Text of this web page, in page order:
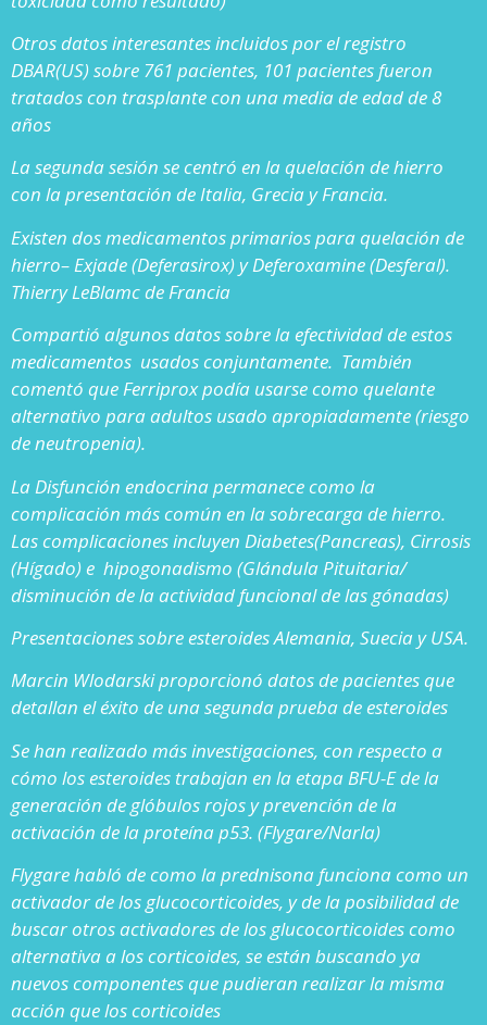
Otros datos interesantes incluidos por el registro
DBAR(US) sobre 761 pacientes, 101 pacientes fueron
tratados con trasplante con una media de edad de 8
años
La segunda sesión se centró en la quelación de hierro
con la presentación de Italia, Grecia y Francia.
Existen dos medicamentos primarios para quelación de
hierro– Exjade (Deferasirox) y Deferoxamine (Desferal).
Thierry LeBlamc de Francia
Compartió algunos datos sobre la efectividad de estos
medicamentos usados conjuntamente. También
comentó que Ferriprox podía usarse como quelante
alternativo para adultos usado apropiadamente (riesgo
de neutropenia).
La Disfunción endocrina permanece como la
complicación más común en la sobrecarga de hierro.
Las complicaciones incluyen Diabetes(Pancreas), Cirrosis
(Hígado) e hipogonadismo (Glándula Pituitaria/
disminución de la actividad funcional de las gónadas)
Presentaciones sobre esteroides Alemania, Suecia y USA.
Marcin Wlodarski proporcionó datos de pacientes que
detallan el éxito de una segunda prueba de esteroides
Se han realizado más investigaciones, con respecto a
cómo los esteroides trabajan en la etapa BFU-E de la
generación de glóbulos rojos y prevención de la
activación de la proteína p53. (Flygare/Narla)
Flygare habló de como la prednisona funciona como un
activador de los glucocorticoides, y de la posibilidad de
buscar otros activadores de los glucocorticoides como
alternativa a los corticoides, se están buscando ya
nuevos componentes que pudieran realizar la misma
acción que los corticoides